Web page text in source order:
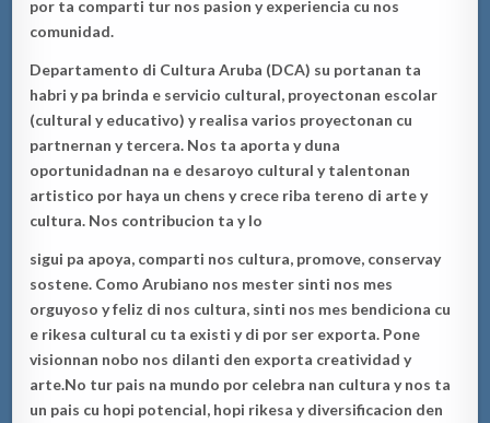
por ta comparti tur nos pasion y experiencia cu nos
comunidad.
Departamento di Cultura Aruba (DCA) su portanan ta
habri y pa brinda e servicio cultural, proyectonan escolar
(cultural y educativo) y realisa varios proyectonan cu
partnernan y tercera. Nos ta aporta y duna
oportunidadnan na e desaroyo cultural y talentonan
artistico por haya un chens y crece riba tereno di arte y
cultura. Nos contribucion ta y lo
sigui pa apoya, comparti nos cultura, promove, conservay
sostene. Como Arubiano nos mester sinti nos mes
orguyoso y feliz di nos cultura, sinti nos mes bendiciona cu
e rikesa cultural cu ta existi y di por ser exporta. Pone
visionnan nobo nos dilanti den exporta creatividad y
arte.No tur pais na mundo por celebra nan cultura y nos ta
un pais cu hopi potencial, hopi rikesa y diversificacion den